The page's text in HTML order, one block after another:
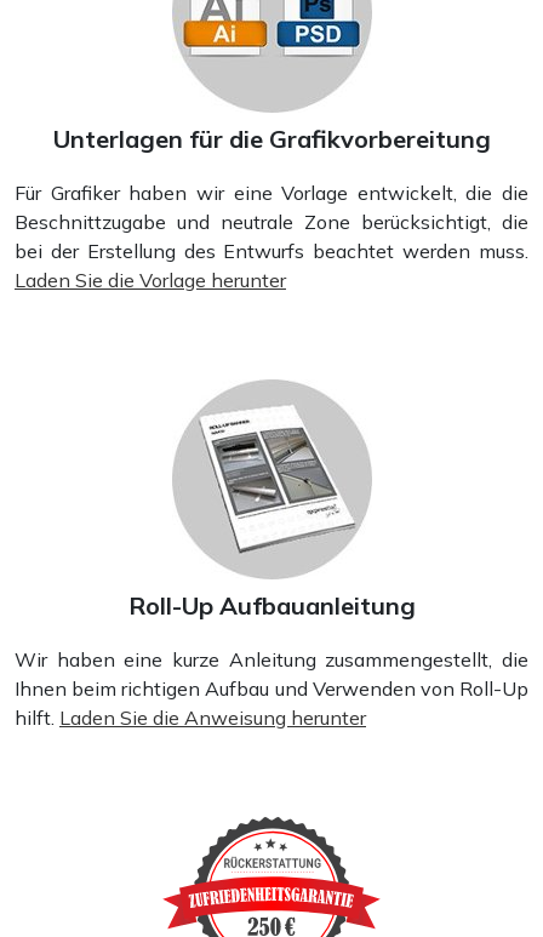
Unterlagen für die Grafikvorbereitung
Für Grafiker haben wir eine Vorlage entwickelt, die die
Beschnittzugabe und neutrale Zone berücksichtigt, die
bei der Erstellung des Entwurfs beachtet werden muss.
Laden Sie die Vorlage herunter
Roll-Up Aufbauanleitung
Wir haben eine kurze Anleitung zusammengestellt, die
Ihnen beim richtigen Aufbau und Verwenden von Roll-Up
hilft. Laden Sie die Anweisung herunter